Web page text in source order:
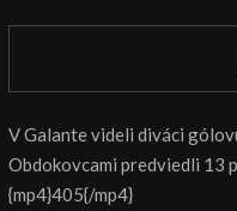
V Galante videli diváci
Obdokovcami predviedli 13
{mp4}405{/mp4}